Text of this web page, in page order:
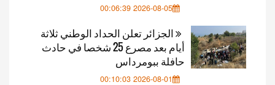
2026-08-05 00:06:39
الجزائر تعلن الحداد الوطني ثلاثة
أيام بعد مصرع 25 شخصا في حادث
حافلة ببومرداس
2026-08-01 00:10:03